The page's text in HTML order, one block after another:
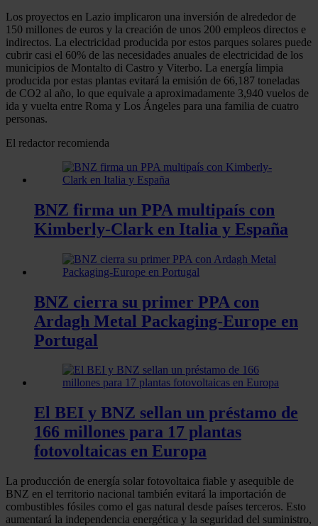
Los proyectos en Lazio implicaron una inversión de alrededor de
150 millones de euros y la creación de unos 200 empleos directos e
indirectos. La electricidad producida por estos parques solares puede
cubrir casi el 60% de las necesidades anuales de electricidad de los
municipios de Montalto di Castro y Viterbo. La energía limpia
producida por estas plantas evitará la emisión de 66,187 toneladas
de CO2 al año, lo que equivale a aproximadamente 3,940 vuelos de
ida y vuelta entre Roma y Los Ángeles para una familia de cuatro
personas.
El redactor recomienda
BNZ firma un PPA multipaís con
Kimberly-Clark en Italia y España
BNZ cierra su primer PPA con
Ardagh Metal Packaging-Europe en
Portugal
El BEI y BNZ sellan un préstamo de
166 millones para 17 plantas
fotovoltaicas en Europa
La producción de energía solar fotovoltaica fiable y asequible de
BNZ en el territorio nacional también evitará la importación de
combustibles fósiles como el gas natural desde países terceros. Esto
aumentará la independencia energética y la seguridad del suministro,